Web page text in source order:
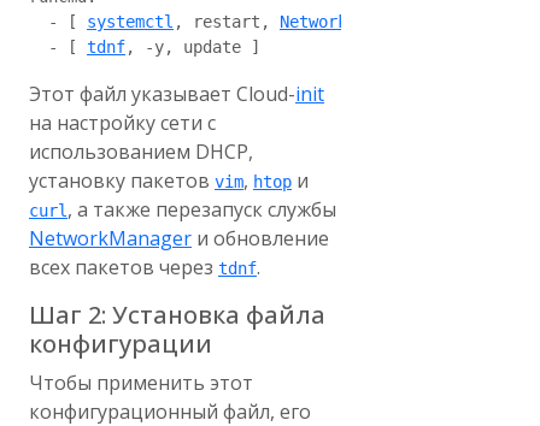
  - [
systemctl , restart, NetworkManager
  - [
tdnf
Этот файл указывает Cloud-init
на настройку сети с
использованием DHCP,
установку пакетов vim, htop и
curl , а также перезапуск службы
NetworkManager и обновление
всех пакетов через tdnf.
Шаг 2: Установка файла
конфигурации
Чтобы применить этот
конфигурационный файл, его